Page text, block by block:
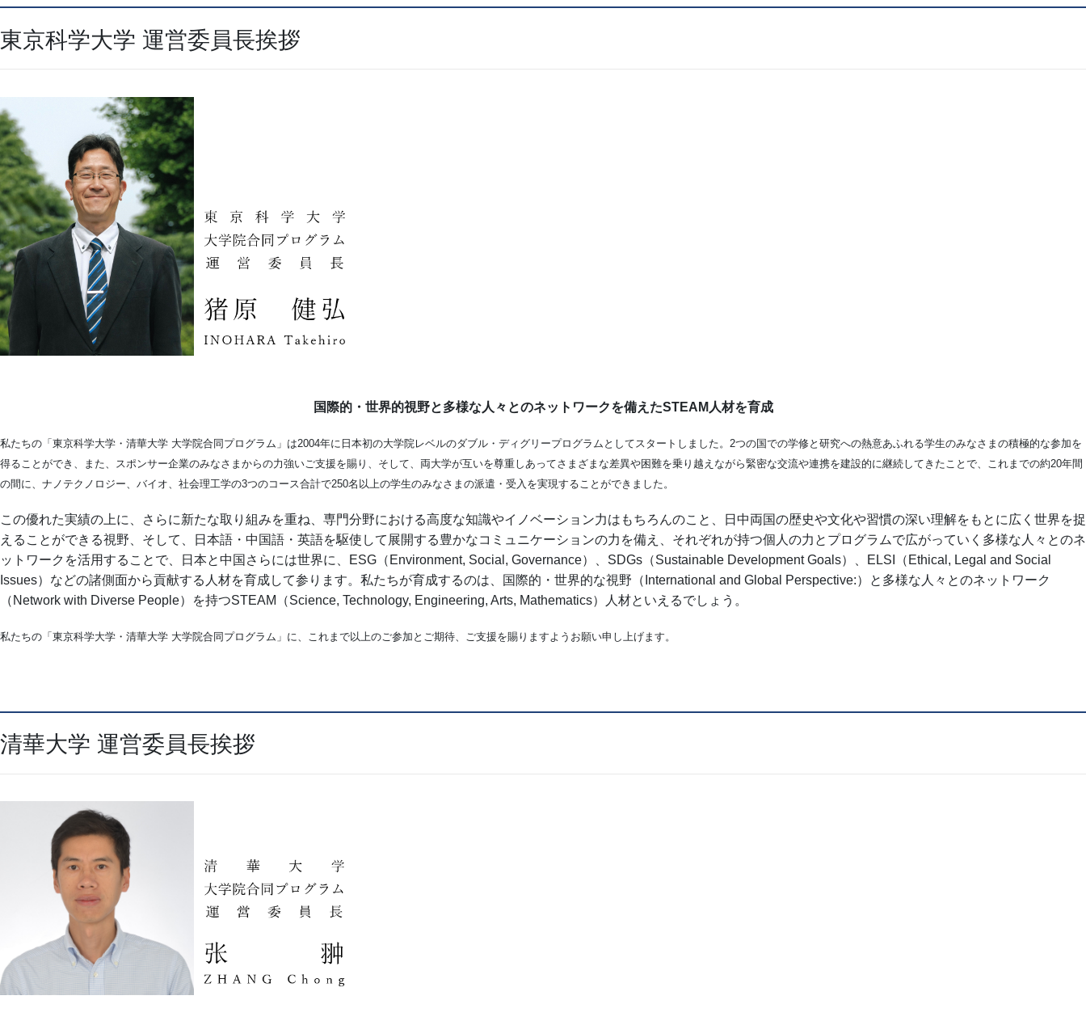
東京科学大学 運営委員長挨拶
国際的・世界的視野と多様な人々とのネットワークを備えたSTEAM人材を育成
私たちの「東京科学大学・清華大学 大学院合同プログラム」は2004年に日本初の大学院レベルのダブル・ディグリープログラムとしてスタートしました。2つの国での学修と研究への熱意あふれる学生のみなさまの積極的な参加を
得ることができ、また、スポンサー企業のみなさまからの力強いご支援を賜り、そして、両大学が互いを尊重しあってさまざまな差異や困難を乗り越えながら緊密な交流や連携を建設的に継続してきたことで、これまでの約20年間
の間に、ナノテクノロジー、バイオ、社会理工学の3つのコース合計で250名以上の学生のみなさまの派遣・受入を実現することができました。
この優れた実績の上に、さらに新たな取り組みを重ね、専門分野における高度な知識やイノベーション力はもちろんのこと、日中両国の歴史や文化や習慣の深い理解をもとに広く世界を捉
えることができる視野、そして、日本語・中国語・英語を駆使して展開する豊かなコミュニケーションの力を備え、それぞれが持つ個人の力とプログラムで広がっていく多様な人々とのネ
ットワークを活用することで、日本と中国さらには世界に、ESG（Environment, Social, Governance）、SDGs（Sustainable Development Goals）、ELSI（Ethical, Legal and Social
Issues）などの諸側面から貢献する人材を育成して参ります。私たちが育成するのは、国際的・世界的な視野（International and Global Perspective:）と多様な人々とのネットワーク
（Network with Diverse People）を持つSTEAM（Science, Technology, Engineering, Arts, Mathematics）人材といえるでしょう。
私たちの「東京科学大学・清華大学 大学院合同プログラム」に、これまで以上のご参加とご期待、ご支援を賜りますようお願い申し上げます。
清華大学 運営委員長挨拶